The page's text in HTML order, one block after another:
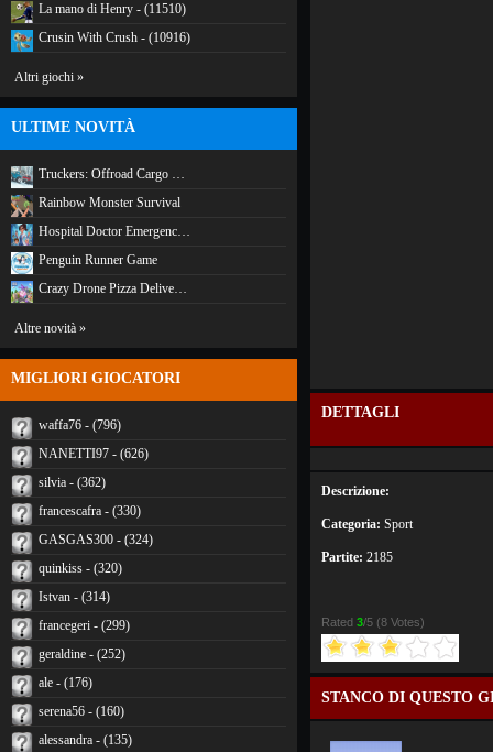
La mano di Henry - (11510)
Crusin With Crush - (10916)
Altri giochi »
ULTIME NOVITÀ
Truckers: Offroad Cargo …
Rainbow Monster Survival
Hospital Doctor Emergenc…
Penguin Runner Game
Crazy Drone Pizza Delive…
Altre novità »
MIGLIORI GIOCATORI
waffa76 - (796)
NANETTI97 - (626)
silvia - (362)
francescafra - (330)
GASGAS300 - (324)
quinkiss - (320)
Istvan - (314)
francegeri - (299)
geraldine - (252)
ale - (176)
serena56 - (160)
alessandra - (135)
DETTAGLI
Descrizione:
Categoria: Sport
Partite: 2185
Rated 3/5 (8 Votes)
STANCO DI QUESTO